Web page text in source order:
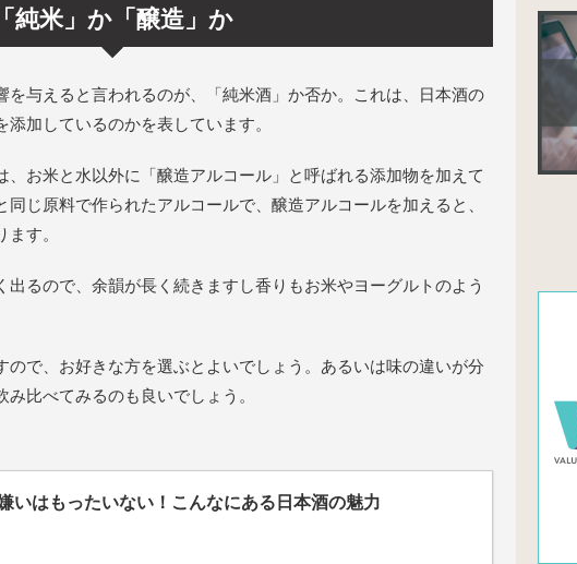
「純米」か「醸造」か
を与えると言われるのが、「純米酒」か否か。これは、日本酒の
加しているのかを表しています。
お米と水以外に「醸造アルコール」と呼ばれる添加物を加えて
じ原料で作られたアルコールで、醸造アルコールを加えると、
す。
るので、余韻が長く続きますし香りもお米やヨーグルトのよう
ので、お好きな方を選ぶとよいでしょう。あるいは味の違いが分
比べてみるのも良いでしょう。
いはもったいない！こんなにある日本酒の魅力